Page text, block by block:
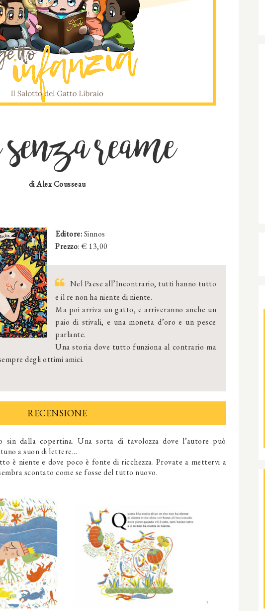
reame
diAlex Cousseau
Editore:Sinnos
Prezzo: € 13,00
Nel Paese all’Incontrario, tutti hanno tutto
e il re non ha niente di niente.
Ma poi arriva un gatto, e arriveranno anche un
paio di stivali, e una moneta d’oro e un pesce
parlante.
Una storia dove tutto funziona al contrario ma
degli ottimi amici.
RECENSIONE
dalla copertina. Una sorta di tavolozza dove l’autore può
a suon di lettere...
è niente e dove poco è fonte di ricchezza. Provate a mettervi a
scontato come se fosse del tutto nuovo.